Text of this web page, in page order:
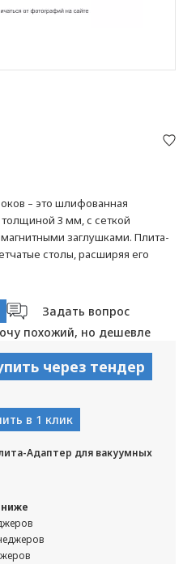
– это шлифованная
3 мм, с сеткой
заглушками. Плита-
столы, расширяя его
Задать вопрос
похожий, но дешевле
через тендер
в 1 клик
Адаптер для вакуумных